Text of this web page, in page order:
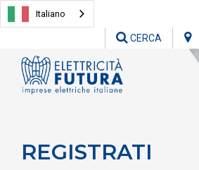
Italiano
CERCA
REGISTRATI